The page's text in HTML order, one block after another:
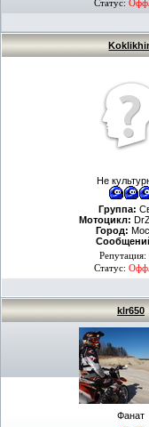
Статус:
Не
Группа:
Мотоцикл:
Город:
Репутация:
Статус:
klr650
Фанат